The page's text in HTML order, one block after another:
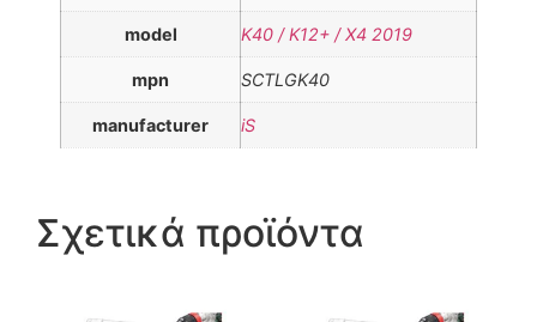
model K40 / K12+ / X4 2019
mpn SCTLGK40
manufacturer iS
Σχετικά προϊόντα